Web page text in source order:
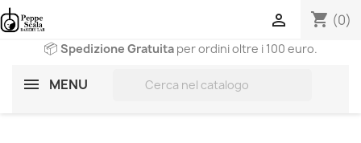
shopping_cart (0)

📦 Spedizione Gratuita per ordini oltre i 100 euro.
MENU